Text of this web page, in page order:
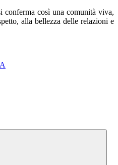
conferma così una comunità viva,
alla bellezza delle relazioni e